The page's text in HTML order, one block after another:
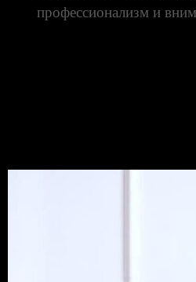
профессионализм и